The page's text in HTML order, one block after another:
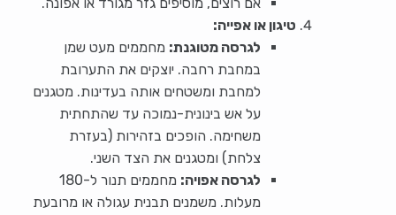
טיגון או אפייה:
לגרסה מטוגנת: מחממים מעט שמן
במחבת רחבה. יוצקים את התערובת
למחבת ומשטחים אותה בעדינות. מטגנים
על אש בינונית-נמוכה עד שהתחתית
משחימה. הופכים בזהירות (בעזרת
צלחת) ומטגנים את הצד השני.
לגרסה אפויה:
מחממים תנור ל-180
מעלות. משמנים תבנית עגולה או מרובעת